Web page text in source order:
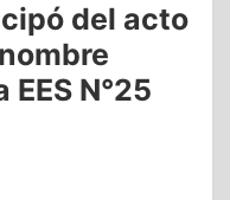
del acto
N°25